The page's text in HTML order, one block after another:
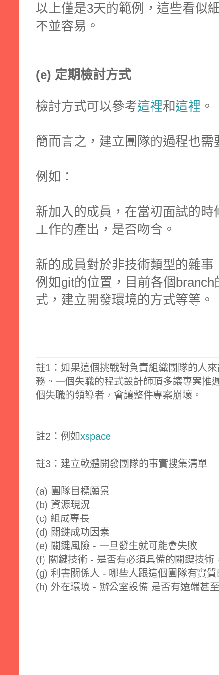
以上僅是3天的範例，這些看似
不並容易。
(e) 定期檢討方式
檢討方式可以參考這裡和這裡 。
簡而言之，建立團隊的過程也需
例如：
新加入的成員，在當初面試的
工作的產出，是否吻合。
新的成員對於非技術類型的雜
例如git的位置，目前各個
式，建立開發環境的方式等等。
註1：如果這個挑戰對負責組織團隊的人
務。一個失職的程式設計師頂多讓專案推
個失職的領導者，會讓整件專案崩壞。
註2：例如xspace
註3：建立軟體開發團隊的事實搜集清單
(a) 團隊目標願景
(b) 資源現況
(c) 組成專長
(d) 關鍵成功因素
(e) 關鍵風險 - 一旦發生就可能會失敗
(f) 關鍵技術 - 是否有必須具備的關鍵技術
(g) 利害關係人 - 哪些人跟這個團隊有實質
(h) 外在環境 - 辦公室設備 是否有遠端甚